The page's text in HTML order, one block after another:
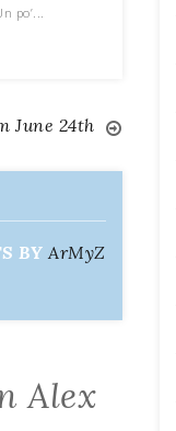
po’...
June 24th
BYArMyZ
Alex